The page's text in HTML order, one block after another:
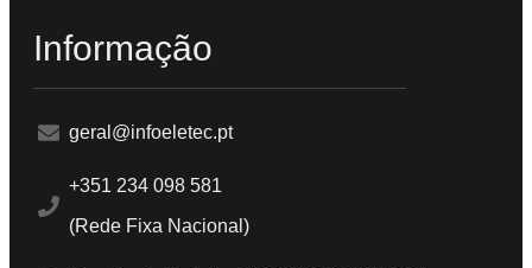
Informação
geral@infoeletec.pt
+351 234 098 581
(Rede Fixa Nacional)